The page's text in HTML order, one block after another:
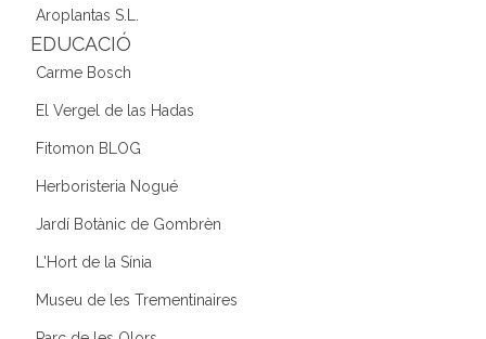
Aroplantas S.L.
EDUCACIÓ
Carme Bosch
El Vergel de las Hadas
Fitomon BLOG
Herboristeria Nogué
Jardí Botànic de Gombrèn
L'Hort de la Sínia
Museu de les Trementinaires